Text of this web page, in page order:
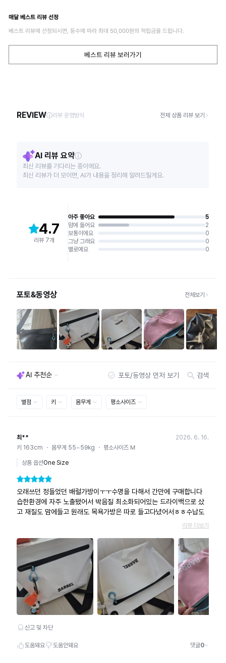
매달 베스트 리뷰 선정
베스트 리뷰에 선정되시면, 등수에 따라 최대 50,000원의 적립금을 드립니다.
베스트 리뷰 보러가기